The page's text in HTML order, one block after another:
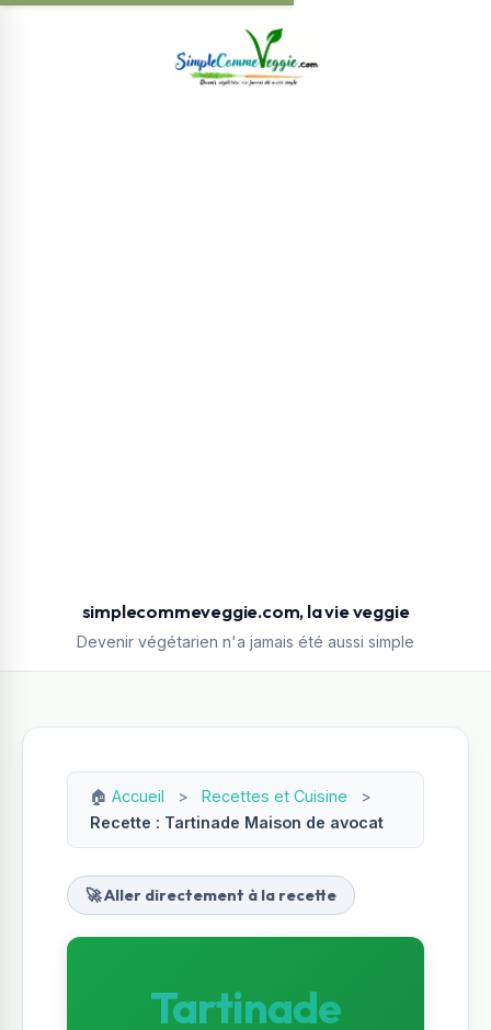
simplecommeveggie.com, la vie veggie
Devenir végétarien n'a jamais été aussi simple
🏠 Accueil > Recettes et Cuisine
>
Recette : Tartinade Maison de avocat
🚀 Aller directement à la recette
Tartinade